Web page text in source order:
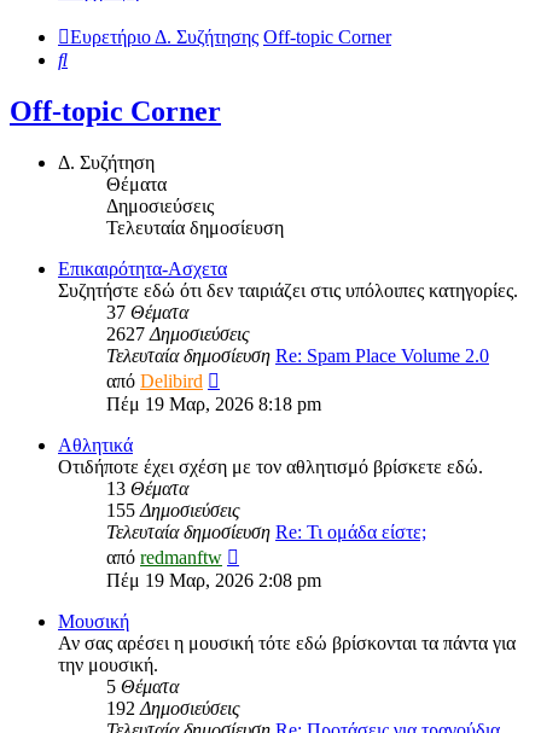
Ευρετήριο Δ. Συζήτησης Off-topic Corner
Αναζήτηση
Off-topic Corner
Δ. Συζήτηση
Θέματα
Δημοσιεύσεις
Τελευταία δημοσίευση
Επικαιρότητα-Ασχετα
Συζητήστε εδώ ότι δεν ταιριάζει στις υπόλοιπες κατηγορίες.
37 Θέματα
2627 Δημοσιεύσεις
Τελευταία δημοσίευση Re: Spam Place Volume 2.0
από Delibird
της
τελευταίας
Πέμ 19 Μαρ, 2026 8:18 pm
Αθλητικά
Οτιδήποτε έχει σχέση με τον αθλητισμό βρίσκετε εδώ.
13 Θέματα
155 Δημοσιεύσεις
Τελευταία δημοσίευση Re: Τι ομάδα είστε;
από redmanftw
της
τελευταίας
Πέμ 19 Μαρ, 2026 2:08 pm
Μουσική
Αν σας αρέσει η μουσική τότε εδώ βρίσκονται τα πάντα για
την μουσική.
5 Θέματα
192 Δημοσιεύσεις